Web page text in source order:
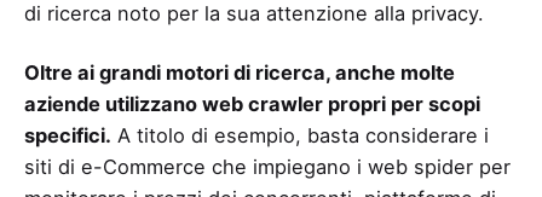
di ricerca noto per la sua attenzione alla privacy.
Oltre ai grandi motori di ricerca, anche molte
aziende utilizzano web crawler propri per scopi
specifici. A titolo di esempio, basta considerare i
siti di e-Commerce che impiegano i web spider per